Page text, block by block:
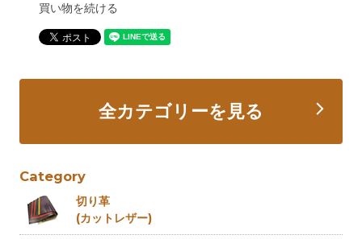
買い物を続ける
全カテゴリーを見る
Category
切り革
(カットレザー)